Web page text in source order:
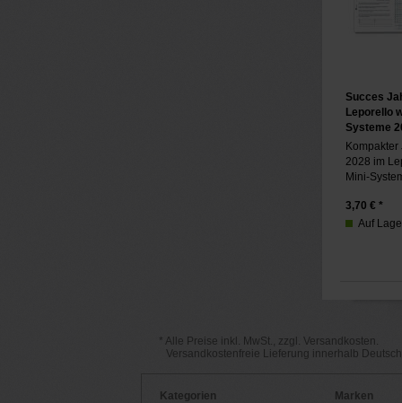
Succes
Leporello
Systeme
2028 im
Mini-
3,70 € *
Auf
* Alle Preise inkl. MwSt., zzgl. Versandkosten.
Versandkostenfreie Lieferung innerhalb
Kategorien
Marken